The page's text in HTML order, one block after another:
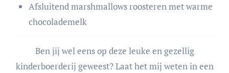
Afsluitend marshmallows roosteren met warme
chocolademelk
Ben jij wel eens op deze leuke en gezellig
kinderboerderij geweest? Laat het mij weten in een